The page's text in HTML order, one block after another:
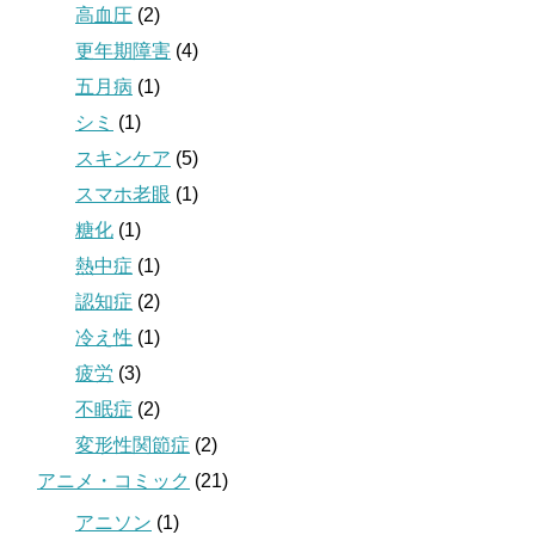
高血圧 (2)
更年期障害 (4)
五月病 (1)
シミ (1)
スキンケア (5)
スマホ老眼 (1)
糖化 (1)
熱中症 (1)
認知症 (2)
冷え性 (1)
疲労 (3)
不眠症 (2)
変形性関節症 (2)
アニメ・コミック (21)
アニソン (1)